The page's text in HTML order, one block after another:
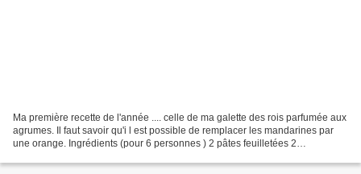
Ma première recette de l'année .... celle de ma galette des rois parfumée aux
agrumes. Il faut savoir qu'i l est possible de remplacer les mandarines par
une orange. Ingrédients (pour 6 personnes ) 2 pâtes feuilletées 2